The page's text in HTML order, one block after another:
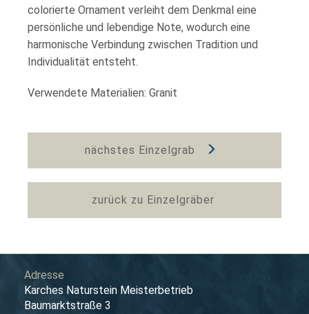
colorierte Ornament verleiht dem Denkmal eine
persönliche und lebendige Note, wodurch eine
harmonische Verbindung zwischen Tradition und
Individualität entsteht.
Verwendete Materialien: Granit
nächstes Einzelgrab
zurück zu Einzelgräber
Adresse
Karches Naturstein Meisterbetrieb
Baumarktstraße 3